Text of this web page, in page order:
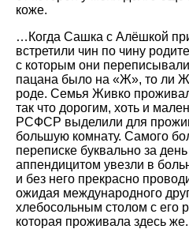
коже.
…Когда Сашка с Алёшкой
встретили чин по чину
с которым они
пацана было на «Ж», то ли
роде. Семья Живко
так что дорогим, хоть и
РСФСР выделили для
большую комнату. Самого
переписке буквально за
аппендицитом увезли в
и без него прекрасно
ожидая международного
хлебосольным столом с его
которая проживала здесь же.